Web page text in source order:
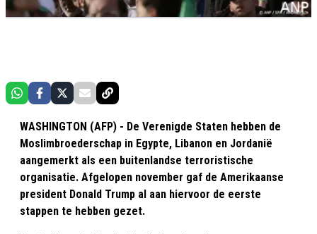
WASHINGTON (AFP) - De Verenigde Staten hebben de
Moslimbroederschap in Egypte, Libanon en Jordanië
aangemerkt als een buitenlandse terroristische
organisatie. Afgelopen november gaf de Amerikaanse
president Donald Trump al aan hiervoor de eerste
stappen te hebben gezet.